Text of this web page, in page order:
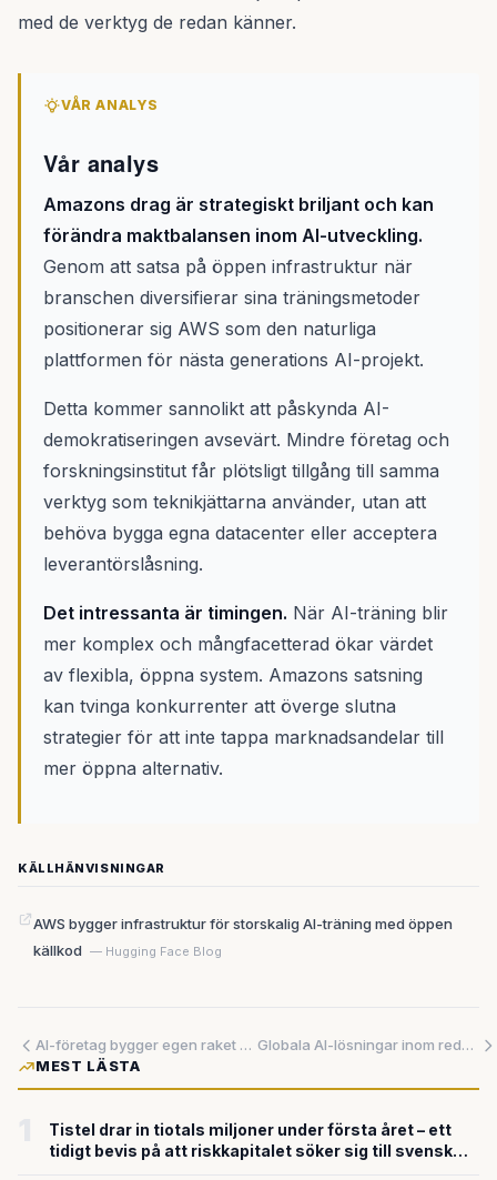
med de verktyg de redan känner.
VÅR ANALYS
Vår analys
Amazons drag är strategiskt briljant och kan
förändra maktbalansen inom AI-utveckling.
Genom att satsa på öppen infrastruktur när
branschen diversifierar sina träningsmetoder
positionerar sig AWS som den naturliga
plattformen för nästa generations AI-projekt.
Detta kommer sannolikt att påskynda AI-
demokratiseringen avsevärt. Mindre företag och
forskningsinstitut får plötsligt tillgång till samma
verktyg som teknikjättarna använder, utan att
behöva bygga egna datacenter eller acceptera
leverantörslåsning.
Det intressanta är timingen. När AI-träning blir
mer komplex och mångfacetterad ökar värdet
av flexibla, öppna system. Amazons satsning
kan tvinga konkurrenter att överge slutna
strategier för att inte tappa marknadsandelar till
mer öppna alternativ.
KÄLLHÄNVISNINGAR
AWS bygger infrastruktur för storskalig AI-träning med öppen
källkod — Hugging Face Blog
AI-företag bygger egen raket när rymddatacenter kräver mer än vad SpaceX kan leverera
Globala AI-lösningar inom redovisning sätter press på svensk finansbransch
MEST LÄSTA
Tistel drar in tiotals miljoner under första året – ett
tidigt bevis på att riskkapitalet söker sig till svensk